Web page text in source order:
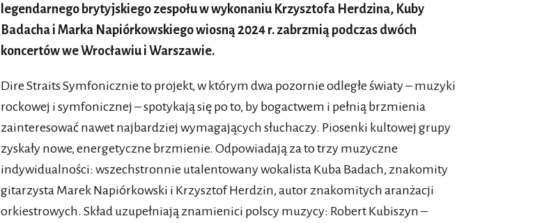
legendarnego brytyjskiego zespołu w wykonaniu Krzysztofa Herdzina, Kuby
Badacha i Marka Napiórkowskiego wiosną 2024 r. zabrzmią podczas dwóch
koncertów we Wrocławiu i Warszawie.
Dire Straits Symfonicznie to projekt, w którym dwa pozornie odległe światy – muzyki
rockowej i symfonicznej – spotykają się po to, by bogactwem i pełnią brzmienia
zainteresować nawet najbardziej wymagających słuchaczy. Piosenki kultowej grupy
zyskały nowe, energetyczne brzmienie. Odpowiadają za to trzy muzyczne
indywidualności: wszechstronnie utalentowany wokalista Kuba Badach, znakomity
gitarzysta Marek Napiórkowski i Krzysztof Herdzin, autor znakomitych aranżacji
orkiestrowych. Skład uzupełniają znamienici polscy muzycy: Robert Kubiszyn –